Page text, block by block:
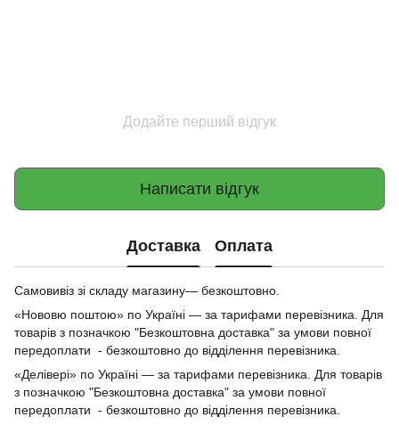
Додайте перший відгук
Написати відгук
Доставка Оплата
Самовивіз зі складу магазину— безкоштовно.
«Нововю поштою» по Україні — за тарифами перевізника. Для
товарів з позначкою "Безкоштовна доставка" за умови повної
передоплати - безкоштовно до відділення перевізника.
«Делівері» по Україні — за тарифами перевізника. Для товарів
з позначкою "Безкоштовна доставка" за умови повної
передоплати - безкоштовно до відділення перевізника.